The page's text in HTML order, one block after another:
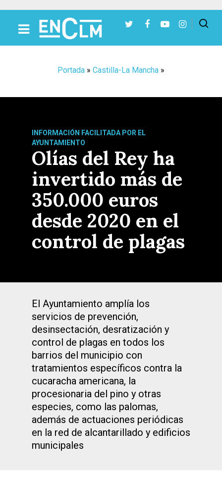
Portada » Castilla-La Mancha »
INFORMACIÓN FACILITADA POR EL
AYUNTAMIENTO
Olías del Rey ha
invertido más de
350.000 euros
desde 2020 en el
control de plagas
El Ayuntamiento amplía los
servicios de prevención,
desinsectación, desratización y
control de plagas en todos los
barrios del municipio con
tratamientos específicos contra la
cucaracha americana, la
procesionaria del pino y otras
especies, como las palomas,
además de actuaciones periódicas
en la red de alcantarillado y edificios
municipales